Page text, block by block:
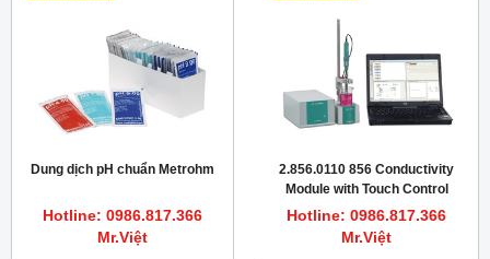
Dung dịch pH chuẩn Metrohm
Hotline: 0986.817.366
Mr.Việt
2.856.0110 856 Conductivity
Module with Touch Control
Hotline: 0986.817.366
Mr.Việt